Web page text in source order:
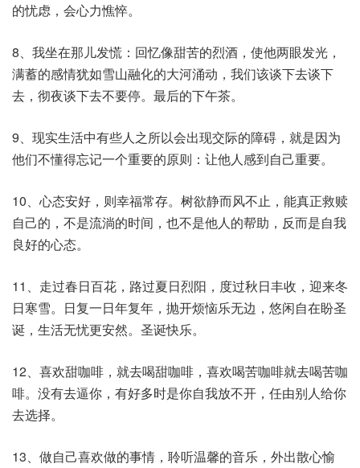
的忧虑，会心力憔悴。
8、我坐在那儿发慌：回忆像甜苦的烈酒，使他两眼发光，
满蓄的感情犹如雪山融化的大河涌动，我们该谈下去谈下
去，彻夜谈下去不要停。最后的下午茶。
9、现实生活中有些人之所以会出现交际的障碍，就是因为
他们不懂得忘记一个重要的原则：让他人感到自己重要。
10、心态安好，则幸福常存。树欲静而风不止，能真正救赎
自己的，不是流淌的时间，也不是他人的帮助，反而是自我
良好的心态。
11、走过春日百花，路过夏日烈阳，度过秋日丰收，迎来冬
日寒雪。日复一日年复年，抛开烦恼乐无边，悠闲自在盼圣
诞，生活无忧更安然。圣诞快乐。
12、喜欢甜咖啡，就去喝甜咖啡，喜欢喝苦咖啡就去喝苦咖
啡。没有去逼你，有好多时是你自我放不开，任由别人给你
去选择。
13、做自己喜欢做的事情，聆听温馨的音乐，外出散心愉